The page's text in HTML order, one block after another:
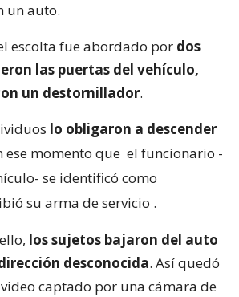
un auto.
escolta fue abordado por dos
las puertas del vehículo,
un destornillador.
lo obligaron a descender
ese momento que el funcionario -
se identificó como
su arma de servicio .
los sujetos bajaron del auto
desconocida. Así quedó
captado por una cámara de